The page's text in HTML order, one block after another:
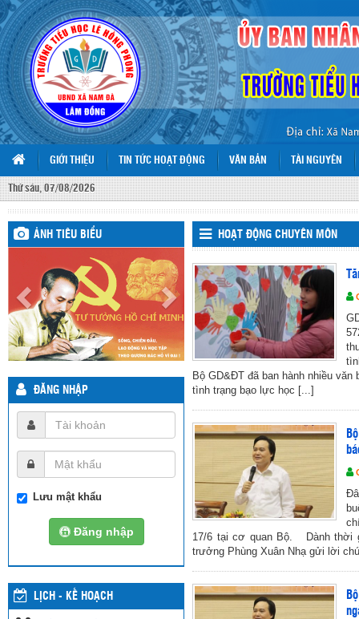
GIỚI THIỆU TIN TỨC HOẠT ĐỘNG VĂN BẢN TÀI NGUYÊN
Thứ sáu, 07/08/2026
ẢNH TIÊU BIỂU
ĐĂNG NHẬP
Lưu mật khẩu
Đăng nhập
LỊCH - KẾ HOẠCH
HOẠT ĐỘNG CHUYÊN MÔN
Bộ GD&ĐT đã ban hành nhiều
tình trạng bạo lực học [...]
17/6 tại cơ quan Bộ. Dành thời
trưởng Phùng Xuân Nhạ gửi lời